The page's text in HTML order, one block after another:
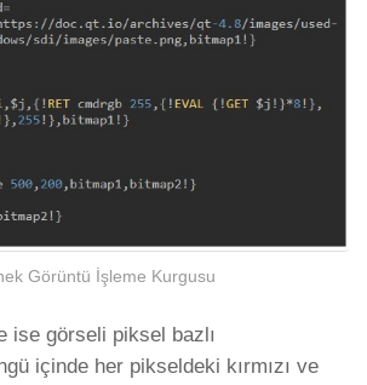
Görüntü İşleme Kurgusu
ise görseli piksel bazlı
içinde her pikseldeki kırmızı ve